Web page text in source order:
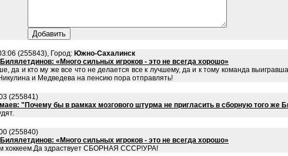
(255843), Город: Южно-Сахалинск
«Много сильных игроков - это не всегда хорошо»
да и кто му же все что не делается все к лучшему, да и к тому команда
и Медведева на пенсию пора отправлять!
(255841)
"Почему бы в рамках мозгового штурма не пригласить в сборную того же
(255840)
«Много сильных игроков - это не всегда хорошо»
хоккеем.Да здраствует СБОРНАЯ СССР!УРА!